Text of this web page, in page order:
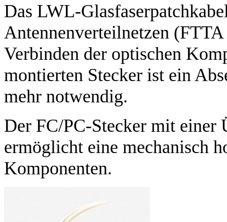
Das LWL-
Antennenverteilnetzen
Verbinden der optischen
montierten Stecker ist ein
mehr notwendig.
Der FC/PC-Stecker mit
ermöglicht eine mechanisch
Komponenten.